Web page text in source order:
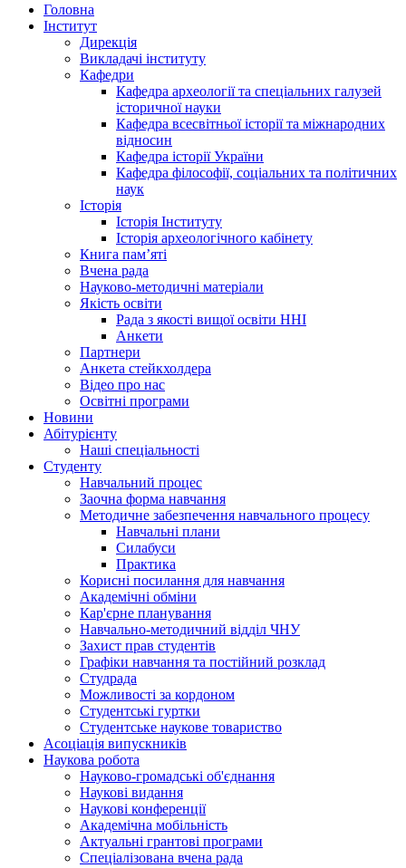
Головна
Інститут
Дирекція
Викладачі інституту
Кафедри
Кафедра археології та спеціальних галузей
історичної науки
Кафедра всесвітньої історії та міжнародних
відносин
Кафедра історії України
Кафедра філософії, соціальних та політичних
наук
Історія
Історія Інституту
Історія археологічного кабінету
Книга памʼяті
Вчена рада
Науково-методичні матеріали
Якість освіти
Рада з якості вищої освіти ННІ
Анкети
Партнери
Анкета стейкхолдера
Відео про нас
Освітні програми
Hовини
Абітурієнту
Наші спеціальності
Студенту
Навчальний процес
Заочна форма навчання
Методичне забезпечення навчального процесу
Навчальні плани
Силабуси
Практика
Корисні посилання для навчання
Академічні обміни
Кар'єрне планування
Навчально-методичний відділ ЧНУ
Захист прав студентів
Графіки навчання та постійний розклад
Студрада
Можливості за кордоном
Студентські гуртки
Студентське наукове товариство
Асоціація випускників
Наукова робота
Науково-громадські об'єднання
Наукові видання
Наукові конференції
Академічна мобільність
Актуальні грантові програми
Спеціалізована вчена рада